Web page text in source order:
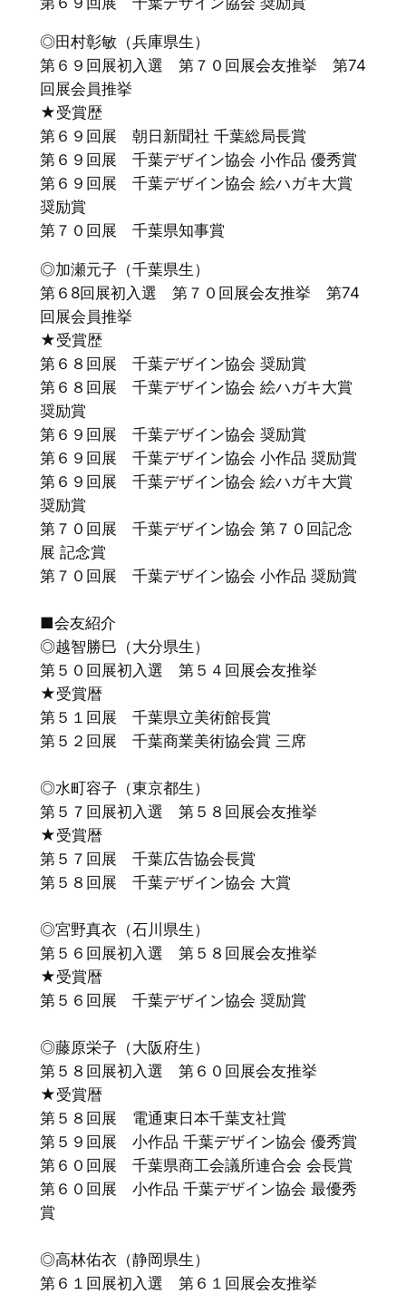
◎田村彰敏（兵庫県生）
第６９回展初入選 第７０回展会友推挙 第74
回展会員推挙
★受賞歴
第６９回展 朝日新聞社 千葉総局長賞
第６９回展 千葉デザイン協会 小作品 優秀賞
第６９回展 千葉デザイン協会 絵ハガキ大賞
奨励賞
第７０回展 千葉県知事賞
◎加瀬元子（千葉県生）
第６8回展初入選 第７０回展会友推挙 第74
回展会員推挙
★受賞歴
第６８回展 千葉デザイン協会 奨励賞
第６８回展 千葉デザイン協会 絵ハガキ大賞
奨励賞
第６９回展 千葉デザイン協会 奨励賞
第６９回展 千葉デザイン協会 小作品 奨励賞
第６９回展 千葉デザイン協会 絵ハガキ大賞
奨励賞
第７０回展 千葉デザイン協会 第７０回記念
展 記念賞
第７０回展 千葉デザイン協会 小作品 奨励賞
■会友紹介
◎越智勝巳（大分県生）
第５０回展初入選 第５４回展会友推挙
★受賞暦
第５１回展 千葉県立美術館長賞
第５２回展 千葉商業美術協会賞 三席
◎水町容子（東京都生）
第５７回展初入選 第５８回展会友推挙
★受賞暦
第５７回展 千葉広告協会長賞
第５８回展 千葉デザイン協会 大賞
◎宮野真衣（石川県生）
第５６回展初入選 第５８回展会友推挙
★受賞暦
第５６回展 千葉デザイン協会 奨励賞
◎藤原栄子（大阪府生）
第５８回展初入選 第６０回展会友推挙
★受賞暦
第５８回展 電通東日本千葉支社賞
第５９回展 小作品 千葉デザイン協会 優秀賞
第６０回展 千葉県商工会議所連合会 会長賞
第６０回展 小作品 千葉デザイン協会 最優秀
賞
◎高林佑衣（静岡県生）
第６１回展初入選 第６１回展会友推挙